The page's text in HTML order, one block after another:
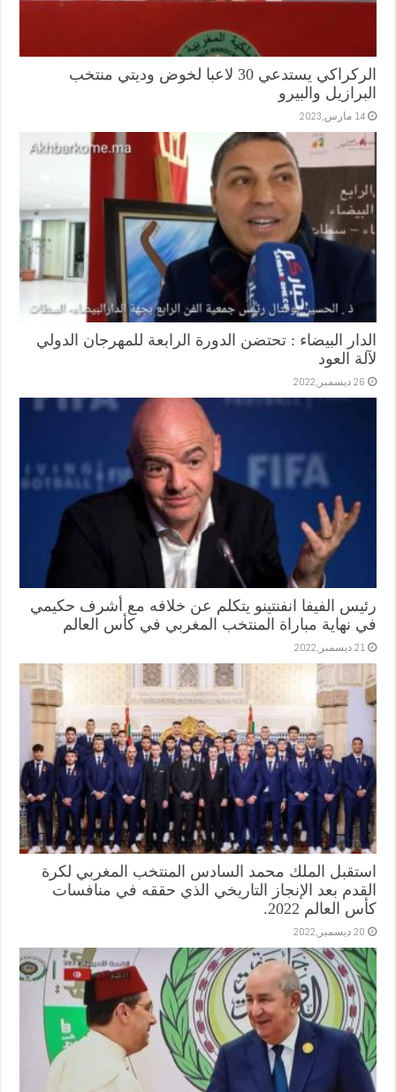
الركراكي يستدعي 30 لاعبا لخوض وديتي منتخب
البرازيل والبيرو
14 مارس,2023
الدار البيضاء : تحتضن الدورة الرابعة للمهرجان الدولي
لآلة العود
26 ديسمبر,2022
رئيس الفيفا انفنتينو يتكلم عن خلافه مع أشرف حكيمي
في نهاية مباراة المنتخب المغربي في كأس العالم
21 ديسمبر,2022
استقبل الملك محمد السادس المنتخب المغربي لكرة
القدم بعد الإنجاز التاريخي الذي حققه في منافسات
كأس العالم 2022.
20 ديسمبر,2022